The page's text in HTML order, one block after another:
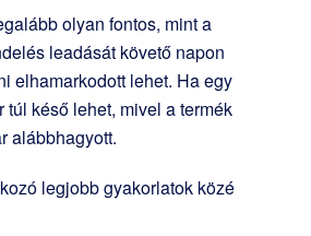
olyan fontos, mint a
leadását követő napon
elhamarkodott lehet. Ha egy
túl késő lehet, mivel a termék
alábbhagyott.
legjobb gyakorlatok közé